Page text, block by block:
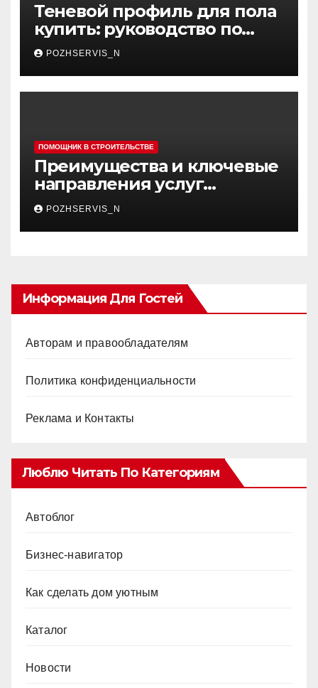
Теневой профиль для пола
купить: руководство по
выбору
POZHSERVIS_N
ПОМОЩНИК В СТРОИТЕЛЬСТВЕ
Преимущества и ключевые
направления услуг
строительной компании:
что выбирают современные
клиенты
POZHSERVIS_N
Информация Для Гостей
Авторам и правообладателям
Политика конфиденциальности
Реклама и Контакты
Люблю Читать По Категориям
Автоблог
Бизнес-навигатор
Как сделать дом уютным
Каталог
Новости